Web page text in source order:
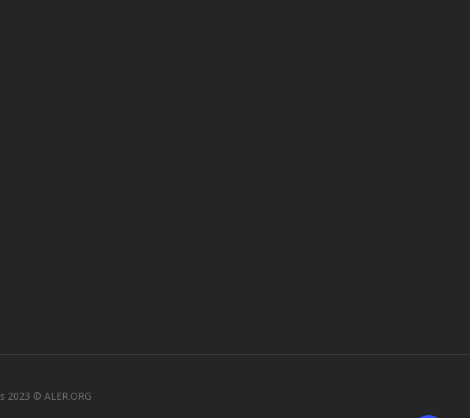
2023 © ALER.ORG